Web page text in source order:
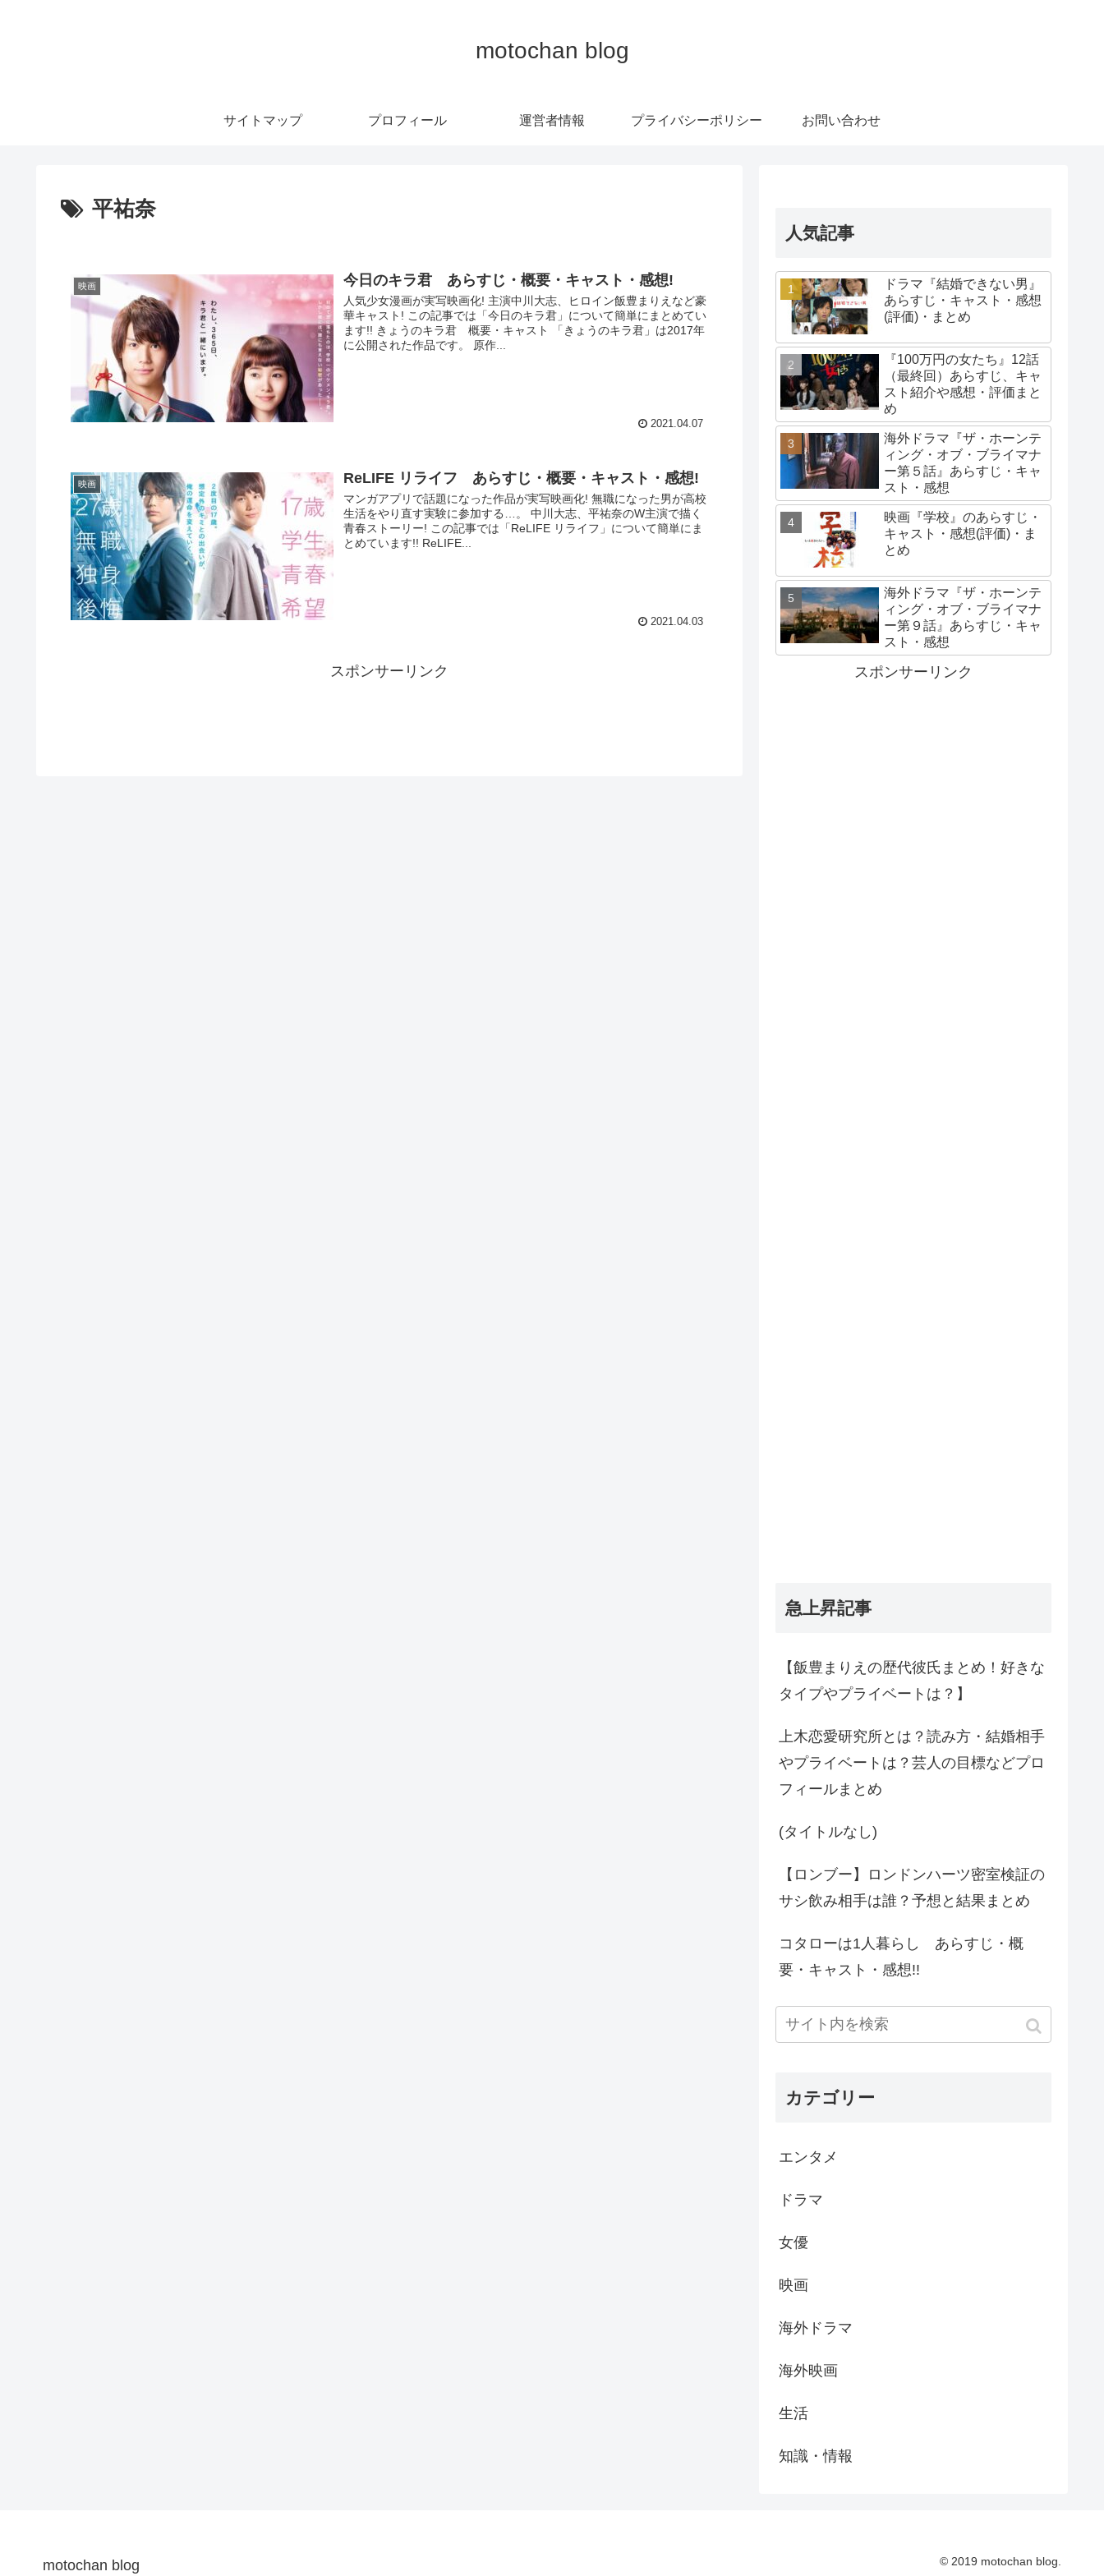
motochan blog
サイトマップ プロフィール 運営者情報 プライバシーポリシー お問い合わせ
平祐奈
映画 今日のキラ君 あらすじ・概要・キャスト・感想!
人気少女漫画が実写映画化! 主演中川大志、ヒロイン飯豊まりえなど豪
華キャスト! この記事では「今日のキラ君」について簡単にまとめてい
ます!! きょうのキラ君 概要・キャスト 「きょうのキラ君」は2017年
に公開された作品です。 原作...
2021.04.07
映画 ReLIFE リライフ あらすじ・概要・キャスト・感想!
マンガアプリで話題になった作品が実写映画化! 無職になった男が高校
生活をやり直す実験に参加する…。 中川大志、平祐奈のW主演で描く
青春ストーリー! この記事では「ReLIFE リライフ」について簡単にま
とめています!! ReLIFE...
2021.04.03
スポンサーリンク
人気記事
ドラマ『結婚できない男』
あらすじ・キャスト・感想
(評価)・まとめ
『100万円の女たち』12話
（最終回）あらすじ、キャ
スト紹介や感想・評価まと
め
海外ドラマ『ザ・ホーンテ
ィング・オブ・ブライマナ
ー第５話』あらすじ・キャ
スト・感想
映画『学校』のあらすじ・
キャスト・感想(評価)・ま
とめ
海外ドラマ『ザ・ホーンテ
ィング・オブ・ブライマナ
ー第９話』あらすじ・キャ
スト・感想
スポンサーリンク
急上昇記事
【飯豊まりえの歴代彼氏まとめ！好きな
タイプやプライベートは？】
上木恋愛研究所とは？読み方・結婚相手
やプライベートは？芸人の目標などプロ
フィールまとめ
(タイトルなし)
【ロンブー】ロンドンハーツ密室検証の
サシ飲み相手は誰？予想と結果まとめ
コタローは1人暮らし あらすじ・概
要・キャスト・感想!!
カテゴリー
エンタメ
ドラマ
女優
映画
海外ドラマ
海外映画
生活
知識・情報
motochan blog © 2019 motochan blog.